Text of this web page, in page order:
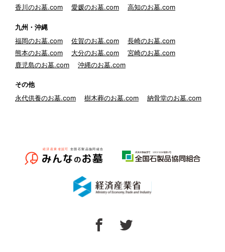
香川のお墓.com
愛媛のお墓.com 高知のお墓.com
九州・沖縄
福岡のお墓.com
佐賀のお墓.com
長崎のお墓.com
熊本のお墓.com
大分のお墓.com
宮崎のお墓.com
鹿児島のお墓.com
沖縄のお墓.com
その他
永代供養のお墓.com
樹木葬のお墓.com 納骨堂のお墓.com